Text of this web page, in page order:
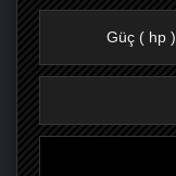
Güç ( hp )